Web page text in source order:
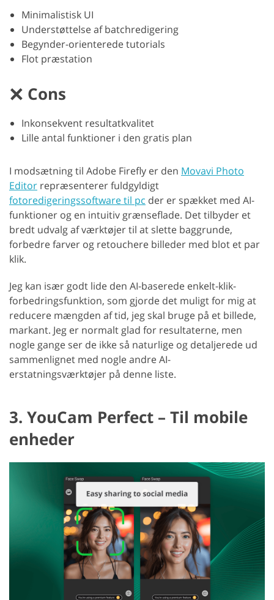
Minimalistisk UI
Understøttelse af batchredigering
Begynder-orienterede tutorials
Flot præstation
Cons
Inkonsekvent resultatkvalitet
Lille antal funktioner i den gratis plan
I modsætning til Adobe Firefly er den Movavi Photo
Editor repræsenterer fuldgyldigt
fotoredigeringssoftware til pc der er spækket med AI-
funktioner og en intuitiv grænseflade. Det tilbyder et
bredt udvalg af værktøjer til at slette baggrunde,
forbedre farver og retouchere billeder med blot et par
klik.
Jeg kan især godt lide den AI-baserede enkelt-klik-
forbedringsfunktion, som gjorde det muligt for mig at
reducere mængden af tid, jeg skal bruge på et billede,
markant. Jeg er normalt glad for resultaterne, men
nogle gange ser de ikke så naturlige og detaljerede ud
sammenlignet med nogle andre AI-
erstatningsværktøjer på denne liste.
3. YouCam Perfect – Til mobile
enheder